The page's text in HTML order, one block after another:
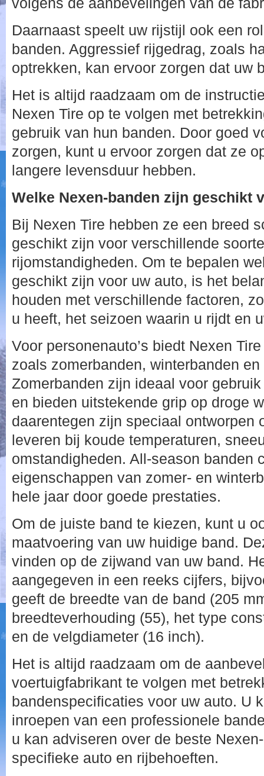
Daarnaast speelt uw rijstijl ook een
banden. Aggressief rijgedrag, zoals
optrekken, kan ervoor zorgen dat uw
Het is altijd raadzaam om de
Nexen Tire op te volgen met
gebruik van hun banden. Door goed
zorgen, kunt u ervoor zorgen dat ze
langere levensduur hebben.
Welke Nexen-banden zijn geschikt
Bij Nexen Tire hebben ze een breed
geschikt zijn voor verschillende
rijomstandigheden. Om te bepalen
geschikt zijn voor uw auto, is het
houden met verschillende factoren,
u heeft, het seizoen waarin u rijdt en
Voor personenauto’s biedt Nexen
zoals zomerbanden, winterbanden
Zomerbanden zijn ideaal voor
en bieden uitstekende grip op droge
daarentegen zijn speciaal ontworpen
leveren bij koude temperaturen,
omstandigheden. All-season banden
eigenschappen van zomer- en
hele jaar door goede prestaties.
Om de juiste band te kiezen, kunt u
maatvoering van uw huidige band.
vinden op de zijwand van uw band.
aangegeven in een reeks cijfers,
geeft de breedte van de band (205
breedteverhouding (55), het type
en de velgdiameter (16 inch).
Het is altijd raadzaam om de
voertuigfabrikant te volgen met
bandenspecificaties voor uw auto. U
inroepen van een professionele
u kan adviseren over de beste
specifieke auto en rijbehoeften.